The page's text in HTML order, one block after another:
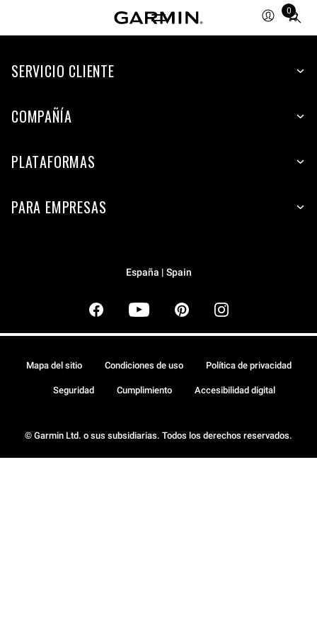
0
Total
items
cart:
SERVICIO CLIENTE
COMPAÑÍA
PLATAFORMAS
PARA EMPRESAS
España | Spain
© Garmin Ltd. o sus subsidiarias. Todos los derechos reservados.
Mapa del sitio Condiciones de uso Política de privacidad
Seguridad Cumplimiento Accesibilidad digital